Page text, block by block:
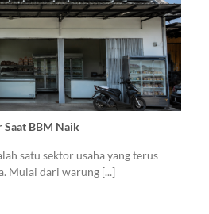
Saat BBM Naik
satu sektor usaha yang terus
Mulai dari warung [...]